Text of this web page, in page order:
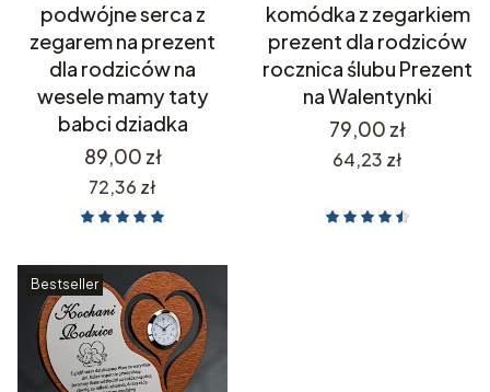
podwójne serca z
zegarem na prezent
dla rodziców na
wesele mamy taty
babci dziadka
Cena
89,00 zł
Cena
72,36 zł
komódka z zegarkiem
prezent dla rodziców
rocznica ślubu Prezent
na Walentynki
Cena
79,00 zł
Cena
64,23 zł
Bestseller